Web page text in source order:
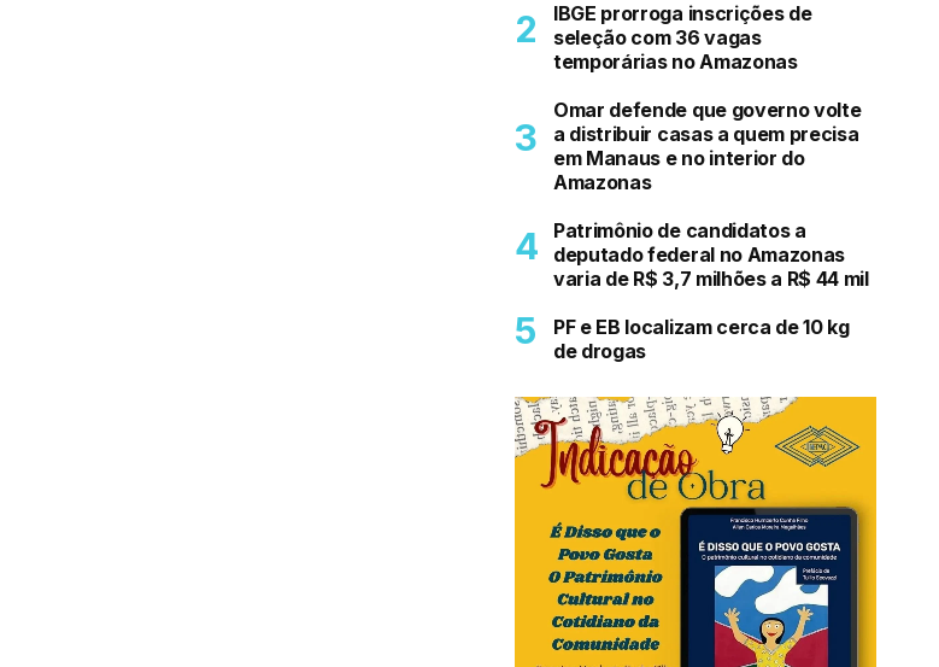
IBGE prorroga inscrições de
seleção com 36 vagas
temporárias no Amazonas
Omar defende que governo volte
a distribuir casas a quem precisa
em Manaus e no interior do
Amazonas
Patrimônio de candidatos a
deputado federal no Amazonas
varia de R$ 3,7 milhões a R$ 44 mil
PF e EB localizam cerca de 10 kg
de drogas